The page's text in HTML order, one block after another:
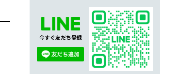
今すぐ友だち登録